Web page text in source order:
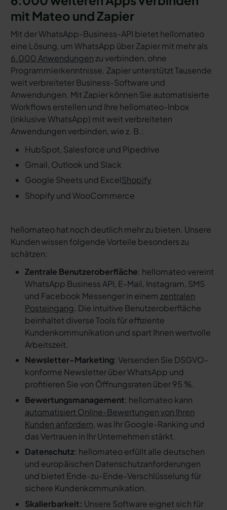
mit Mateo und Zapier
Mit der WhatsApp-Business-API bietet hellomateo
eine Lösung, um WhatsApp über Zapier mit mehr als
6.000 Anwendungenzu verbinden, ohne
Programmierkenntnisse. Zapier unterstützt Tausende
weit verbreiteter Business-Software und
Anwendungen. Mit Zapier können Sie automatisierte
Workflows erstellen und Ihre hellomateo-Inbox
(inklusive WhatsApp) mit weit verbreiteten
Anwendungen verbinden, wie z. B.:
HubSpot, Salesforce und Pipedrive
Gmail, Outlook und Slack
Google Sheets und ExcelShopify
Shopify und WooCommerce
hellomateo hat noch deutlich mehr zu bieten. Unsere
Kunden wissen folgende Vorteile besonders zu
schätzen:
Zentrale Benutzeroberfläche: hellomateo vereint
WhatsApp Business API, E-Mail, Instagram, SMS
und Facebook Messenger in einem zentralen
Posteingang. Die intuitive Benutzeroberfläche
beinhaltet diverse Tools für effiziente
Kundenkommunikation und spart Ihnen wertvolle
Arbeitszeit.
Newsletter-Marketing: Versenden Sie DSGVO-
konforme Newsletter über WhatsApp und
profitieren Sie von Öffnungsraten über 95 %.
Bewertungsmanagement: hellomateo kann
automatisiert Online-Bewertungen von Ihren
Kunden anfordern, was Ihr Google-Ranking und
das Vertrauen in Ihr Unternehmen stärkt.
Datenschutz: hellomateo erfüllt alle deutschen
und europäischen Datenschutzanforderungen
und bietet Ende-zu-Ende-Verschlüsselung für
sichere Kundenkommunikation.
Skalierbarkeit: Unsere Software eignet sich für